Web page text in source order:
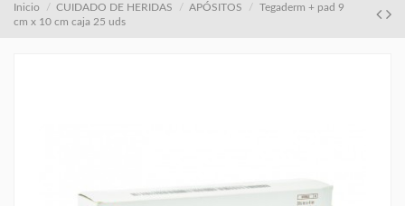
Inicio CUIDADO DE HERIDAS APÓSITOS
Tegaderm + pad 9
cm x 10 cm caja 25 uds